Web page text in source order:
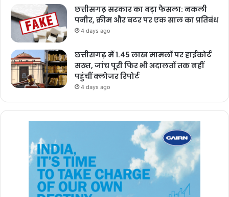
छत्तीसगढ़ सरकार का बड़ा फैसला: नकली
पनीर, क्रीम और बटर पर एक साल का प्रतिबंध
4 days ago
छत्तीसगढ़ में 1.45 लाख मामलों पर हाईकोर्ट
सख्त, जांच पूरी फिर भी अदालतों तक नहीं
पहुंचीं क्लोजर रिपोर्ट
4 days ago